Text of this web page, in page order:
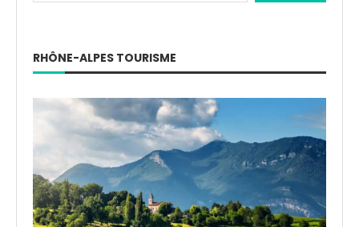
RHÔNE-ALPES TOURISME